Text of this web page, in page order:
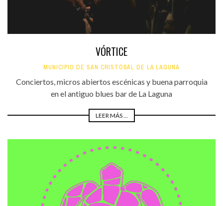
VÓRTICE
MUNICIPIO DE SAN CRISTÓBAL DE LA LAGUNA
Conciertos, micros abiertos escénicas y buena parroquia
en el antiguo blues bar de La Laguna
LEER MÁS ...